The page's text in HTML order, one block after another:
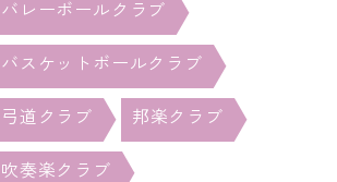
バレーボールクラブ
バスケットボールクラブ
弓道クラブ 邦楽クラブ
吹奏楽クラブ